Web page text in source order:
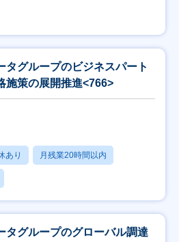
タグループのビジネスパート
施策の展開推進<766>
あり 月残業20時間以内
タグループのグローバル調達